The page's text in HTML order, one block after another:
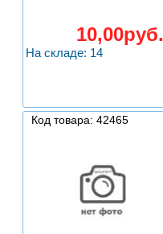
10,00руб.
На складе: 14
Код товара: 42465